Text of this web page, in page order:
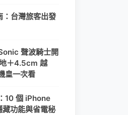
台灣旅客出發
聲波騎士開
＋4.5cm 越
皇一次看
10 個 iPhone
功能與省電秘